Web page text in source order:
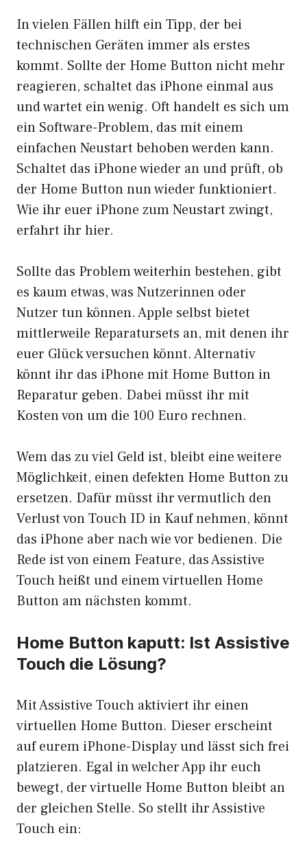
In vielen Fällen hilft ein Tipp, der bei
technischen Geräten immer als erstes
kommt. Sollte der Home Button nicht mehr
reagieren, schaltet das iPhone einmal aus
und wartet ein wenig. Oft handelt es sich um
ein Software-Problem, das mit einem
einfachen Neustart behoben werden kann.
Schaltet das iPhone wieder an und prüft, ob
der Home Button nun wieder funktioniert.
Wie ihr euer iPhone zum Neustart zwingt,
erfahrt ihr hier.
Sollte das Problem weiterhin bestehen, gibt
es kaum etwas, was Nutzerinnen oder
Nutzer tun können. Apple selbst bietet
mittlerweile Reparatursets an, mit denen ihr
euer Glück versuchen könnt. Alternativ
könnt ihr das iPhone mit Home Button in
Reparatur geben. Dabei müsst ihr mit
Kosten von um die 100 Euro rechnen.
Wem das zu viel Geld ist, bleibt eine weitere
Möglichkeit, einen defekten Home Button zu
ersetzen. Dafür müsst ihr vermutlich den
Verlust von Touch ID in Kauf nehmen, könnt
das iPhone aber nach wie vor bedienen. Die
Rede ist von einem Feature, das Assistive
Touch heißt und einem virtuellen Home
Button am nächsten kommt.
Home Button kaputt: Ist Assistive
Touch die Lösung?
Mit Assistive Touch aktiviert ihr einen
virtuellen Home Button. Dieser erscheint
auf eurem iPhone-Display und lässt sich frei
platzieren. Egal in welcher App ihr euch
bewegt, der virtuelle Home Button bleibt an
der gleichen Stelle. So stellt ihr Assistive
Touch ein: